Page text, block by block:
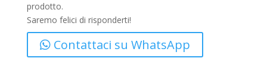
prodotto.
Saremo felici di risponderti!
Contattaci su WhatsApp